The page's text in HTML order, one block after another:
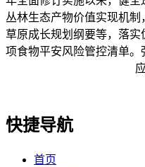
丛林生态产物价值实现机
草原成长规划纲要等，落
项食物平安风险管控清单
快捷导航
首页